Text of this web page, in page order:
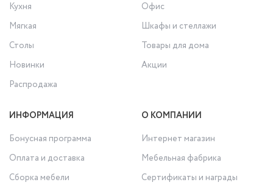
Кухня
Офис
Мягкая
Шкафы и стеллажи
Столы
Товары для дома
Новинки
Акции
Распродажа
ИНФОРМАЦИЯ
Бонусная программа
Оплата и доставка
Сборка мебели
О КОМПАНИИ
Интернет магазин
Мебельная фабрика
Сертификаты и награды